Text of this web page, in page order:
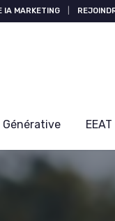
IA MARKETING
Générative